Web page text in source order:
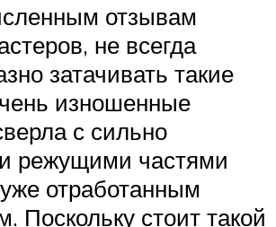
отзывам
не всегда
затачивать такие
изношенные
с сильно
режущими частями
отработанным
Поскольку стоит такой